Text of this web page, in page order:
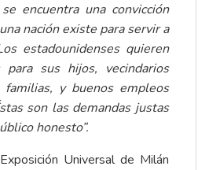
encuentra una convicción
nación existe para servir a
estadounidenses quieren
para sus hijos, vecindarios
familias, y buenos empleos
son las demandas justas
honesto”.
Universal de Milán